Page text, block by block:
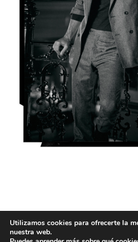
Utilizamos cookies para ofrecerte la
nuestra web.